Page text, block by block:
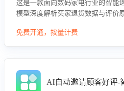
这是一款面向数码家电行业的智能
模型深度解析买家退货数据与评价
议，通过挖掘用户痛点驱动产品迭
免费开通，按量计费
AI自动邀请顾客好评-